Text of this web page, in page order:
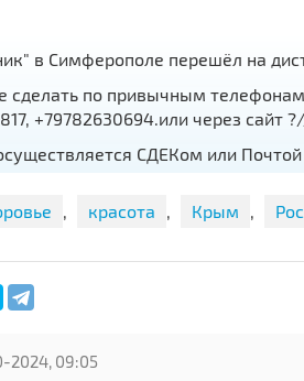
в Симферополе перешёл на
сделать по привычным
+79782630694.или через сайт
СДЕКом или
на-Дону и Краснодаре также рады
, красота , Крым ,
2024, 09:05